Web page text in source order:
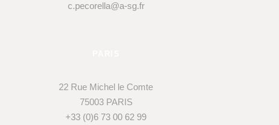
c.pecorella@a-sg.fr
22 Rue Michel le Comte
75003 PARIS
+33 (0)6 73 00 62 99